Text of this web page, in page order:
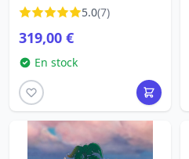
Master Craft Experiment
626 39 cm - Disney
Mastercraft
5.0(7)
319,00 €
En stock